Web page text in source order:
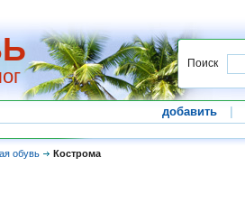
Поиск
добавить
обувь Кострома